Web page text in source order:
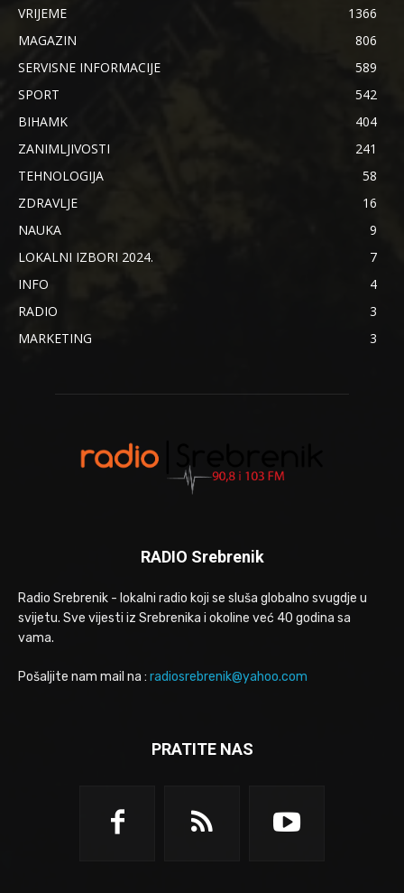
VRIJEME
1366
MAGAZIN
806
SERVISNE INFORMACIJE
589
SPORT
542
BIHAMK
404
ZANIMLJIVOSTI
241
TEHNOLOGIJA
58
ZDRAVLJE
16
NAUKA
9
LOKALNI IZBORI 2024.
7
INFO
4
RADIO
3
MARKETING
3
RADIO Srebrenik
Radio Srebrenik - lokalni radio koji se sluša globalno svugdje u
svijetu. Sve vijesti iz Srebrenika i okoline već 40 godina sa
vama.
Pošaljite nam mail na : radiosrebrenik@yahoo.com
PRATITE NAS